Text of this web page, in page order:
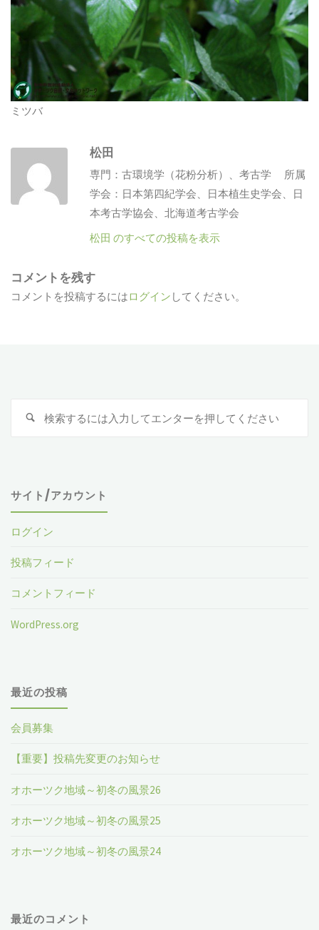
ミツバ
松田
専門：古環境学（花粉分析）、考古学 所属
学会：日本第四紀学会、日本植生史学会、日
本考古学協会、北海道考古学会
松田 のすべての投稿を表示
コメントを残す
コメントを投稿するにはログイン してください。
サイト/アカウント
ログイン
投稿フィード
コメントフィード
WordPress.org
最近の投稿
会員募集
【重要】投稿先変更のお知らせ
オホーツク地域～初冬の風景26
オホーツク地域～初冬の風景25
オホーツク地域～初冬の風景24
最近のコメント